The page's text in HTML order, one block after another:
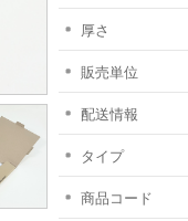
厚さ
販売単位
配送情報
タイプ
商品コード